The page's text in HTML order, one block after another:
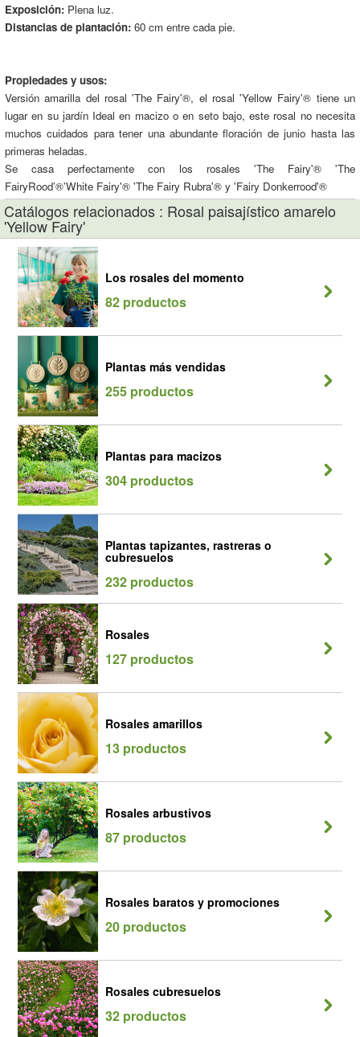
Exposición: Plena luz.
Distancias de plantación: 60 cm entre cada pie.
Propiedades y usos:
Versión amarilla del rosal 'The Fairy'®, el rosal 'Yellow Fairy'® tiene un
lugar en su jardín Ideal en macizo o en seto bajo, este rosal no necesita
muchos cuidados para tener una abundante floración de junio hasta las
primeras heladas.
Se casa perfectamente con los rosales 'The Fairy'® 'The
FairyRood’®'White Fairy'® 'The Fairy Rubra'® y 'Fairy Donkerrood'®
Catálogos relacionados : Rosal paisajístico amarelo
'Yellow Fairy'
Los rosales del momento
82 productos
Plantas más vendidas
255 productos
Plantas para macizos
304 productos
Plantas tapizantes, rastreras o
cubresuelos
232 productos
Rosales
127 productos
Rosales amarillos
13 productos
Rosales arbustivos
87 productos
Rosales baratos y promociones
20 productos
Rosales cubresuelos
32 productos